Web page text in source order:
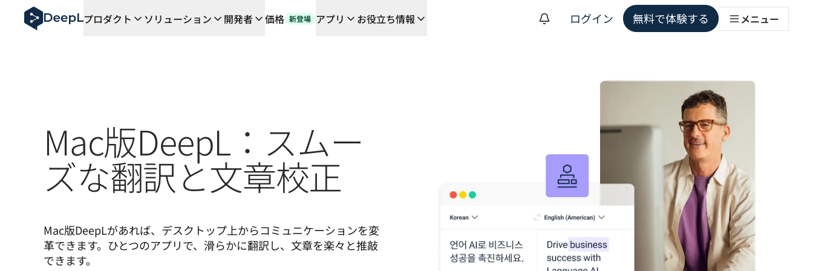
AIエージェント向けDeepL
DeepL Translation Flow：主要なユースケースや連携機能に対応する、AIを活用した新しいワークフロー
プロダクト ソリューション 開発者 価格 新登場 アプリ お役立ち情報 ログイン 無料で体験する メニュー
Mac版DeepL：スムー
ズな翻訳と文章校正
Mac版DeepLがあれば、デスクトップ上からコミュニケーションを変
革できます。ひとつのアプリで、滑らかに翻訳し、文章を楽々と推敲
できます。